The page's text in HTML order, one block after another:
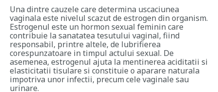
Una dintre cauzele care determina uscaciunea
vaginala este nivelul scazut de estrogen din organism.
Estrogenul este un hormon sexual feminin care
contribuie la sanatatea tesutului vaginal, fiind
responsabil, printre altele, de lubrifierea
corespunzatoare in timpul actului sexual. De
asemenea, estrogenul ajuta la mentinerea aciditatii si
elasticitatii tisulare si constituie o aparare naturala
impotriva unor infectii, precum cele vaginale sau
urinare.